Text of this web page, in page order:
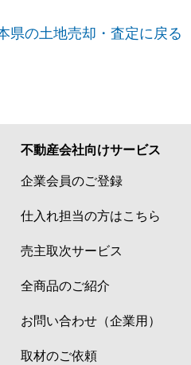
県の土地売却・査定に戻る
不動産会社向けサービス
企業会員のご登録
仕入れ担当の方はこちら
売主取次サービス
全商品のご紹介
お問い合わせ（企業用）
取材のご依頼